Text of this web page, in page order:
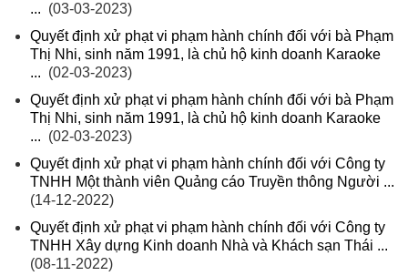
... (03-03-2023)
Quyết định xử phạt vi phạm hành chính đối với bà Phạm
Thị Nhi, sinh năm 1991, là chủ hộ kinh doanh Karaoke
... (02-03-2023)
Quyết định xử phạt vi phạm hành chính đối với bà Phạm
Thị Nhi, sinh năm 1991, là chủ hộ kinh doanh Karaoke
... (02-03-2023)
Quyết định xử phạt vi phạm hành chính đối với Công ty
TNHH Một thành viên Quảng cáo Truyền thông Người ...
(14-12-2022)
Quyết định xử phạt vi phạm hành chính đối với Công ty
TNHH Xây dựng Kinh doanh Nhà và Khách sạn Thái ...
(08-11-2022)